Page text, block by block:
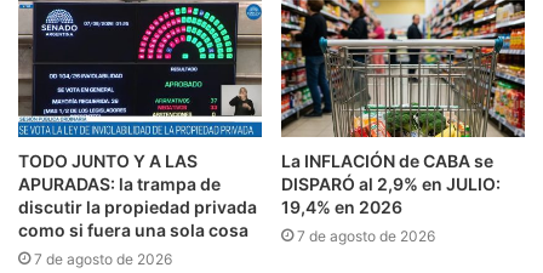
TODO JUNTO Y A LAS
APURADAS: la trampa de
discutir la propiedad privada
como si fuera una sola cosa
7 de agosto de 2026
La INFLACIÓN de CABA se
DISPARÓ al 2,9% en JULIO:
19,4% en 2026
7 de agosto de 2026